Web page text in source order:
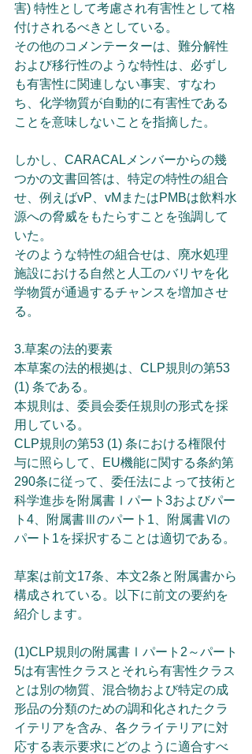
害) 特性として考慮され有害性として格
付けされるべきとしている。
その他のコメンテーターは、難分解性
および移行性のような特性は、必ずし
も有害性に関連しない事実、すなわ
ち、化学物質が自動的に有害性である
ことを意味しないことを指摘した。
しかし、CARACALメンバーからの幾
つかの文書回答は、特定の特性の組合
せ、例えばvP、vMまたはPMBは飲料水
源への脅威をもたらすことを強調して
いた。
そのような特性の組合せは、廃水処理
施設における自然と人工のバリヤを化
学物質が通過するチャンスを増加させ
る。
3.草案の法的要素
本草案の法的根拠は、CLP規則の第53
(1) 条である。
本規則は、委員会委任規則の形式を採
用している。
CLP規則の第53 (1) 条における権限付
与に照らして、EU機能に関する条約第
290条に従って、委任法によって技術と
科学進歩を附属書Ⅰパート3およびパー
ト4、附属書Ⅲのパート1、附属書Ⅵの
パート1を採択することは適切である。
草案は前文17条、本文2条と附属書から
構成されている。以下に前文の要約を
紹介します。
(1)CLP規則の附属書Ⅰパート2～パート
5は有害性クラスとそれら有害性クラス
とは別の物質、混合物および特定の成
形品の分類のための調和化されたクラ
イテリアを含み、各クライテリアに対
応する表示要求にどのように適合すべ